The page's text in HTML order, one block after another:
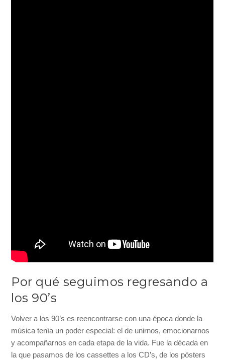
Por qué seguimos regresando a
los 90’s
Volver a los 90’s es reencontrarse con una época donde la
música tenía un poder especial: el de unirnos, emocionarnos
y acompañarnos en cada etapa de la vida. Fue la década en
la que pasamos de los cassettes a los CD’s, de los pósters